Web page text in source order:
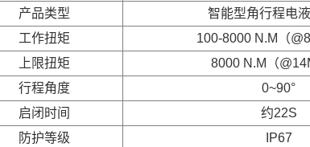
产品类型
智能型角行程电
工作扭矩
100-8000 N.M（
上限扭矩
8000 N.M（
行程角度
0~90°
启闭时间
约22S
防护等级
IP67